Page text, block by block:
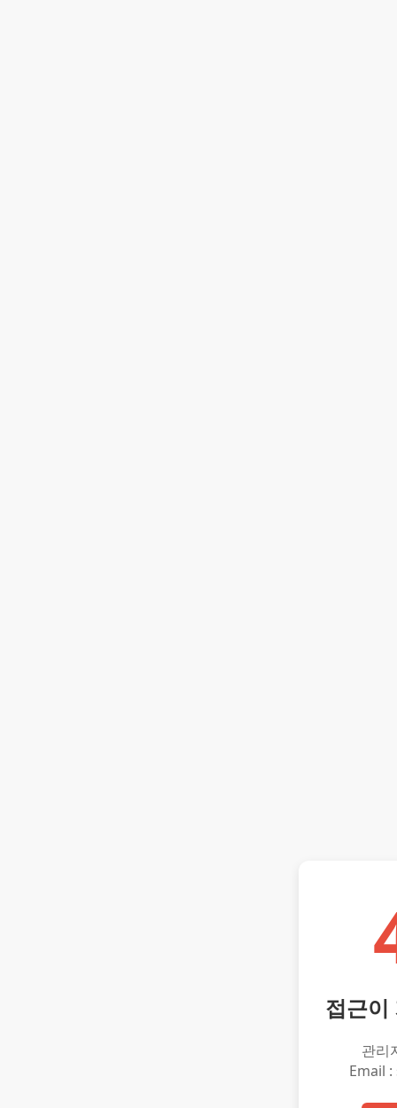
접근이
관리
Email